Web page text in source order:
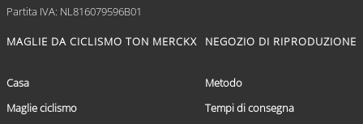
Partita IVA: NL816079596B01
MAGLIE DA CICLISMO TON MERCKX
Casa
Maglie ciclismo
NEGOZIO DI RIPRODUZIONE
Metodo
Tempi di consegna